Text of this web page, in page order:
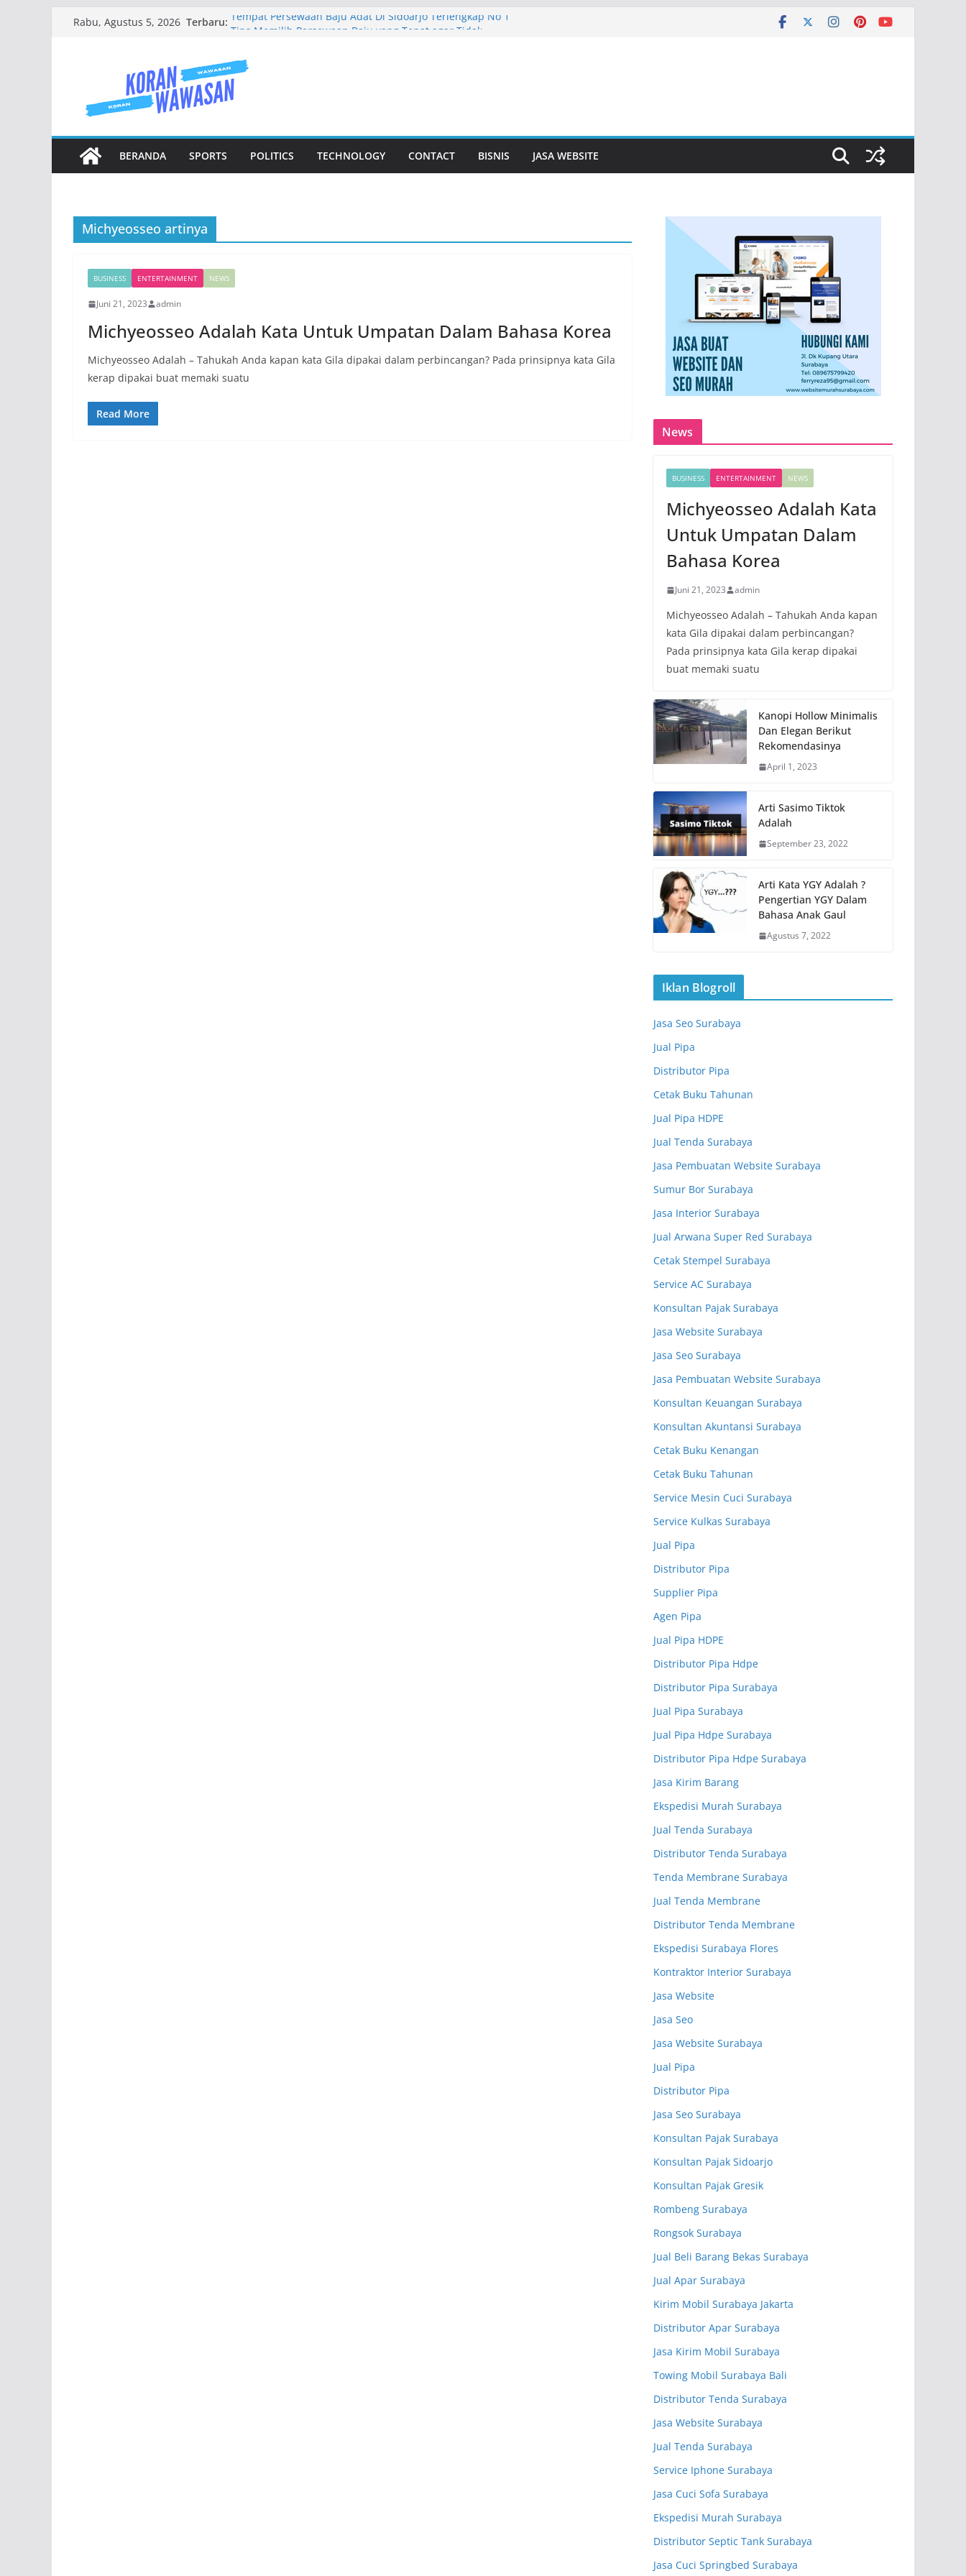
Rabu, Agustus 5, 2026 Terbaru: Tempat Persewaan Baju Adat Di Sidoarjo Terlengkap No 1
Jenis Jenis Karangan Bunga Yang Sering Kita Jumpai
Mengenal Baju Wisuda Lebih Dalam
Jasa Buat Website Surabaya Solusi Digital Bisnis Modern
BERANDA SPORTS POLITICS TECHNOLOGY CONTACT BISNIS JASA WEBSITE
Michyeosseo artinya
BUSINESS ENTERTAINMENT NEWS
Juni 21, 2023 admin
Michyeosseo Adalah Kata Untuk Umpatan Dalam Bahasa Korea
Michyeosseo Adalah – Tahukah Anda kapan kata Gila dipakai dalam perbincangan? Pada prinsipnya kata Gila
kerap dipakai buat memaki suatu
Read More
News
BUSINESS ENTERTAINMENT NEWS
Michyeosseo Adalah Kata
Untuk Umpatan Dalam
Bahasa Korea
Juni 21, 2023 admin
Michyeosseo Adalah – Tahukah Anda kapan
kata Gila dipakai dalam perbincangan?
Pada prinsipnya kata Gila kerap dipakai
buat memaki suatu
Kanopi Hollow Minimalis
Dan Elegan Berikut
Rekomendasinya
April 1, 2023
Arti Sasimo Tiktok
Adalah
September 23, 2022
Arti Kata YGY Adalah ?
Pengertian YGY Dalam
Bahasa Anak Gaul
Agustus 7, 2022
Iklan Blogroll
Jasa Seo Surabaya
Jual Pipa
Distributor Pipa
Cetak Buku Tahunan
Jual Pipa HDPE
Jual Tenda Surabaya
Jasa Pembuatan Website Surabaya
Sumur Bor Surabaya
Jasa Interior Surabaya
Jual Arwana Super Red Surabaya
Cetak Stempel Surabaya
Service AC Surabaya
Konsultan Pajak Surabaya
Jasa Website Surabaya
Jasa Seo Surabaya
Jasa Pembuatan Website Surabaya
Konsultan Keuangan Surabaya
Konsultan Akuntansi Surabaya
Cetak Buku Kenangan
Cetak Buku Tahunan
Service Mesin Cuci Surabaya
Service Kulkas Surabaya
Jual Pipa
Distributor Pipa
Supplier Pipa
Agen Pipa
Jual Pipa HDPE
Distributor Pipa Hdpe
Distributor Pipa Surabaya
Jual Pipa Surabaya
Jual Pipa Hdpe Surabaya
Distributor Pipa Hdpe Surabaya
Jasa Kirim Barang
Ekspedisi Murah Surabaya
Jual Tenda Surabaya
Distributor Tenda Surabaya
Tenda Membrane Surabaya
Jual Tenda Membrane
Distributor Tenda Membrane
Ekspedisi Surabaya Flores
Kontraktor Interior Surabaya
Jasa Website
Jasa Seo
Jasa Website Surabaya
Jual Pipa
Distributor Pipa
Jasa Seo Surabaya
Konsultan Pajak Surabaya
Konsultan Pajak Sidoarjo
Konsultan Pajak Gresik
Rombeng Surabaya
Rongsok Surabaya
Jual Beli Barang Bekas Surabaya
Jual Apar Surabaya
Kirim Mobil Surabaya Jakarta
Distributor Apar Surabaya
Jasa Kirim Mobil Surabaya
Towing Mobil Surabaya Bali
Distributor Tenda Surabaya
Jasa Website Surabaya
Jual Tenda Surabaya
Service Iphone Surabaya
Jasa Cuci Sofa Surabaya
Ekspedisi Murah Surabaya
Distributor Septic Tank Surabaya
Jasa Cuci Springbed Surabaya